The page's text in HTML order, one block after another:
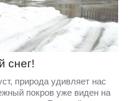
снег!
природа удивляет нас
покров уже виден на